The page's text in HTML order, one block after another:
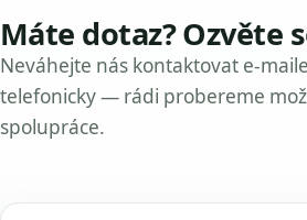
Máte dotaz? Ozvěte
Neváhejte nás kontaktovat e-
telefonicky — rádi probereme
spolupráce.